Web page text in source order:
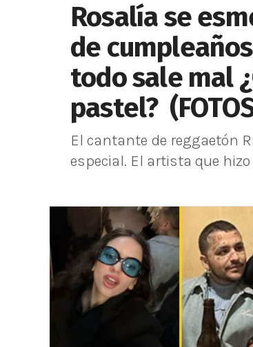
Rosalía se
de
todo sale mal
pastel?
El cantante de reggaetón
especial. El artista que